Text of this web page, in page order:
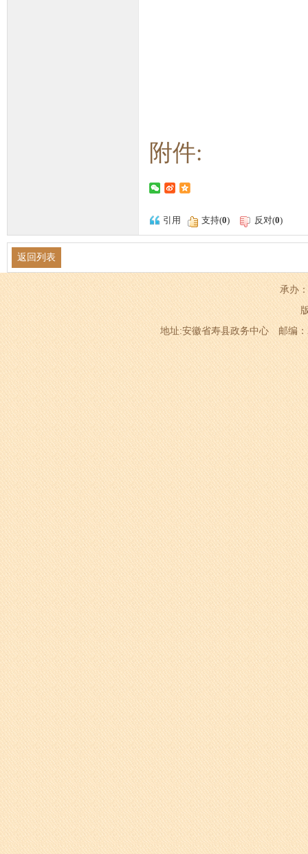
附件:
引用 支持(0) 反对(0)
返回列表
承办
地址:安徽省寿县政务中心 邮编：